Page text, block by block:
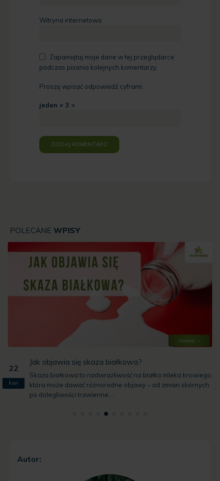
Witryna internetowa
Zapamiętaj moje dane w tej przeglądarce
podczas pisania kolejnych komentarzy.
Proszę wpisać odpowiedź cyframi:
jeden × 3 =
POLECANE WPISY
22
kwi
Jak objawia się skaza białkowa?
Skaza białkowa to nadwrażliwość na białko mleka krowiego,
która może dawać różnorodne objawy – od zmian skórnych
po dolegliwości trawienne....
Autor: